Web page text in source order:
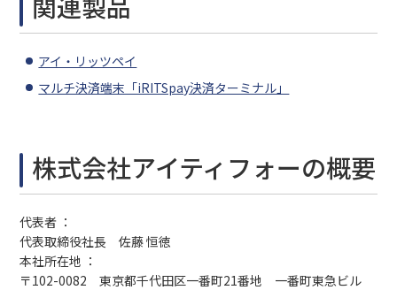
アイ・リッツペイ
マルチ決済端末「iRITSpay決済ターミナル」
株式会社アイティフォーの概要
代表者 ：
代表取締役社長 佐藤 恒徳
本社所在地 ：
〒102-0082 東京都千代田区一番町21番地 一番町東急ビル